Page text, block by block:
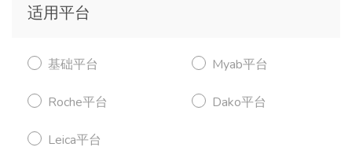
适用平台
基础平台 Myab平台
Roche平台 Dako平台
Leica平台